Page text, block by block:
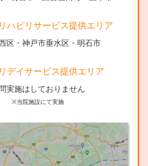
ハビリサービス提供エリア
区・神戸市垂水区・明石市
デイサービス提供エリア
実施はしておりません
※当院施設にて実施